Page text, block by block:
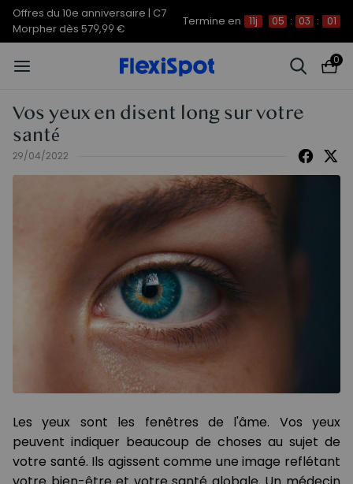
Offres du 10e anniversaire | C7
Morpher dès 579,99 €
Termine en 11j 05 : 03 : 00
0
Vos yeux en disent long sur votre
santé
29/04/2022
Les yeux sont les fenêtres de l'âme. Vos yeux
peuvent indiquer beaucoup de choses au sujet de
votre santé. Ils agissent comme une image reflétant